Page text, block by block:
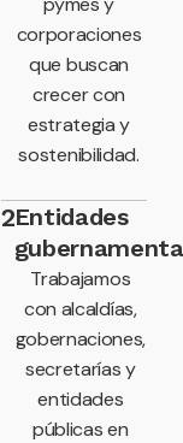
corporaciones
que buscan
crecer con
estrategia y
sostenibilidad.
2Entidades
Trabajamos
con alcaldías,
gobernaciones,
secretarías y
entidades
públicas en